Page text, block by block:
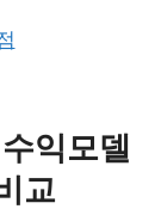
익모델
교